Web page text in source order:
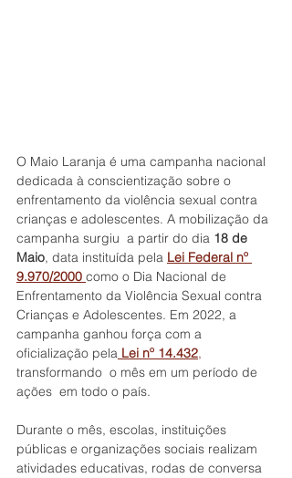
O Maio Laranja é uma campanha nacional
dedicada à conscientização sobre o
enfrentamento da violência sexual contra
crianças e adolescentes. A mobilização da
campanha surgiu  a partir do dia 18 de
Maio, data instituída pela Lei Federal nº
9.970/2000 como o Dia Nacional de
Enfrentamento da Violência Sexual contra
Crianças e Adolescentes. Em 2022, a
campanha ganhou força com a
oficialização pela Lei nº 14.432,
transformando  o mês em um período de
ações  em todo o país.
Durante o mês, escolas, instituições
públicas e organizações sociais realizam
atividades educativas, rodas de conversa